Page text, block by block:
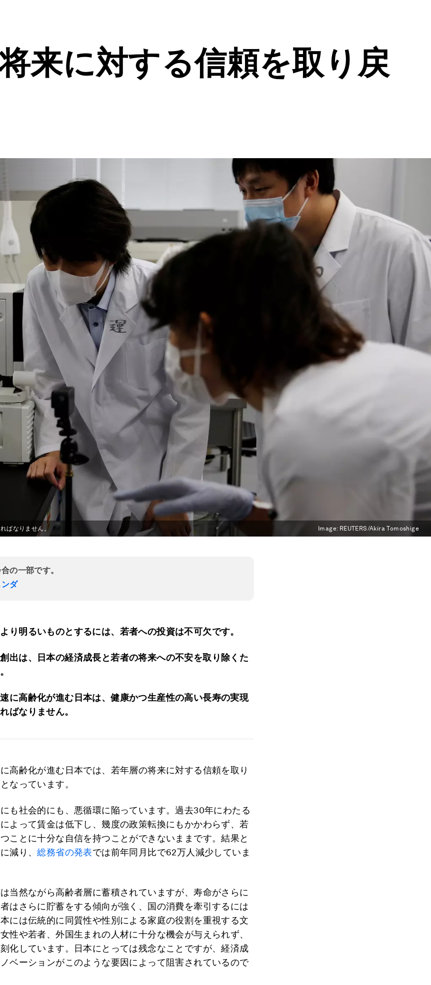
来に対する信頼を取り戻
ばなりません。 Image: REUTERS/Akira Tomoshige
の一部です。
ダ
り明るいものとするには、若者への投資は不可欠です。
出は、日本の経済成長と若者の将来への不安を取り除くた
に高齢化が進む日本は、健康かつ生産性の高い長寿の実現
ばなりません。
高齢化が進む日本では、若年層の将来に対する信頼を取り
なっています。
も社会的にも、悪循環に陥っています。過去30年にわたる
よって賃金は低下し、幾度の政策転換にもかかわらず、若
ことに十分な自信を持つことができないままです。結果と
減り、総務省の発表では前年同月比で62万人減少していま
当然ながら高齢者層に蓄積されていますが、寿命がさらに
はさらに貯蓄をする傾向が強く、国の消費を牽引するには
には伝統的に同質性や性別による家庭の役割を重視する文
性や若者、外国生まれの人材に十分な機会が与えられず、
化しています。日本にとっては残念なことですが、経済成
ベーションがこのような要因によって阻害されているので